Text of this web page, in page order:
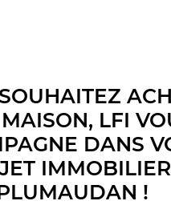
LFI
DANS
!